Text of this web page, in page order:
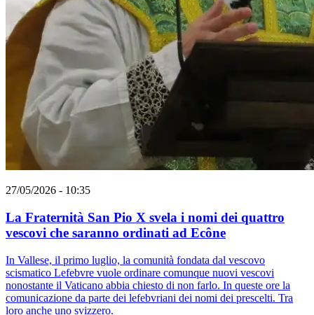
27/05/2026 - 10:35
La Fraternità San Pio X svela i nomi dei quattro
vescovi che saranno ordinati ad Ecône
In Vallese, il primo luglio, la comunità fondata dal vescovo
scismatico Lefebvre vuole ordinare comunque nuovi vescovi
nonostante il Vaticano abbia chiesto di non farlo. In queste ore la
comunicazione da parte dei lefebvriani dei nomi dei prescelti. Tra
loro anche uno svizzero.